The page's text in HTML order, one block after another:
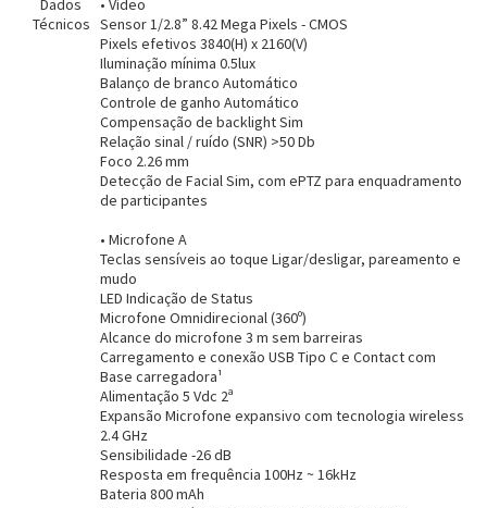
Entrega Flash
Cartão de crédito
Pagamento via Pix
Retire na Loja
Técnicos Sensor 1/2.8” 8.42 Mega Pixels - CMOS
Pixels efetivos 3840(H) x 2160(V)
Iluminação mínima 0.5lux
Balanço de branco Automático
Controle de ganho Automático
Compensação de backlight Sim
Relação sinal / ruído (SNR) >50 Db
Foco 2.26 mm
Detecção de Facial Sim, com ePTZ para enquadramento
de participantes
• Microfone A
Teclas sensíveis ao toque Ligar/desligar, pareamento e
mudo
LED Indicação de Status
Microfone Omnidirecional (360º)
Alcance do microfone 3 m sem barreiras
Carregamento e conexão USB Tipo C e Contact com
Base carregadora¹
Alimentação 5 Vdc 2ª
Expansão Microfone expansivo com tecnologia wireless
2.4 GHz
Sensibilidade -26 dB
Resposta em frequência 100Hz ~ 16kHz
Bateria 800 mAh